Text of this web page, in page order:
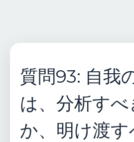
質問93: 自我
は、分析す
か、明け渡